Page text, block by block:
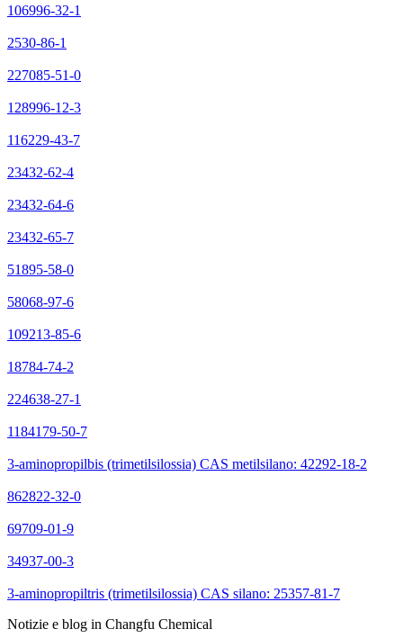
106996-32-1
2530-86-1
227085-51-0
128996-12-3
116229-43-7
23432-62-4
23432-64-6
23432-65-7
51895-58-0
58068-97-6
109213-85-6
18784-74-2
224638-27-1
1184179-50-7
3-aminopropilbis (trimetilsilossia) CAS metilsilano: 42292-18-2
862822-32-0
69709-01-9
34937-00-3
3-aminopropiltris (trimetilsilossia) CAS silano: 25357-81-7
Notizie e blog in Changfu Chemical